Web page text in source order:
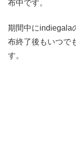
布中です。
期間中にindiegala
布終了後もいつで
す。